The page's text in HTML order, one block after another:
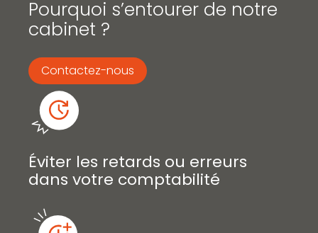
Pourquoi s’entourer de notre
cabinet ?
Contactez-nous
Éviter les retards ou erreurs
dans votre comptabilité